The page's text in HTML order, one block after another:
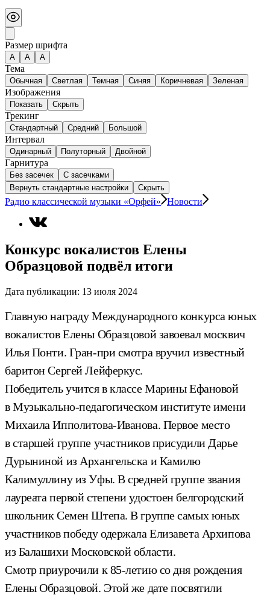
Размер шрифта
А A A
Тема
Обычная Светлая Темная Синяя Коричневая Зеленая
Изображения
Показать Скрыть
Трекинг
Стандартный Средний Большой
Интервал
Одинарный Полуторный Двойной
Гарнитура
Без засечек
С засечками
Вернуть стандартные настройки
Скрыть
Радио классической музыки «Орфей» Новости
Конкурс вокалистов Елены
Образцовой подвёл итоги
Дата публикации: 13 июля 2024
Главную награду Международного конкурса юных
вокалистов Елены Образцовой завоевал москвич
Илья Понти. Гран-при смотра вручил известный
баритон Сергей Лейферкус.
Победитель учится в классе Марины Ефановой
в Музыкально-педагогическом институте имени
Михаила Ипполитова-Иванова. Первое место
в старшей группе участников присудили Дарье
Дурыниной из Архангельска и Камилю
Калимуллину из Уфы. В средней группе звания
лауреата первой степени удостоен белгородский
школьник Семен Штепа. В группе самых юных
участников победу одержала Елизавета Архипова
из Балашихи Московской области.
Смотр приурочили к 85-летию со дня рождения
Елены Образцовой. Этой же дате посвятили